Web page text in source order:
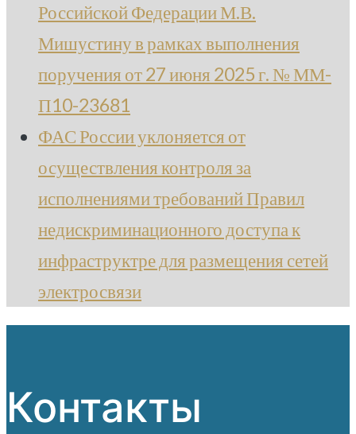
Российской Федерации М.В.
Мишустину в рамках выполнения
поручения от 27 июня 2025 г. № ММ-
П10-23681
ФАС России уклоняется от
осуществления контроля за
исполнениями требований Правил
недискриминационного доступа к
инфраструктре для размещения сетей
электросвязи
Контакты